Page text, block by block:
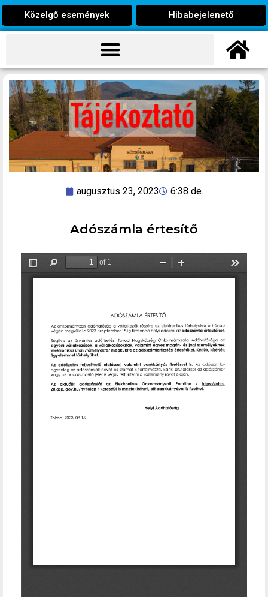
Közelgő események Hibabejelenető
augusztus 23, 2023 6:38 de.
Adószámla értesítő